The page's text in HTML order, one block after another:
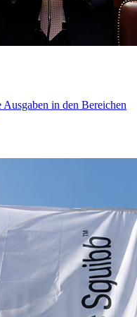
in den Bereichen